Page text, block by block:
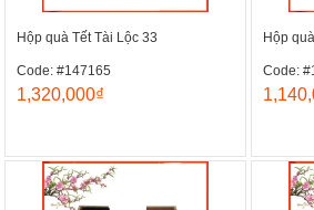
Hộp quà Tết Tài Lộc 33
Code: #147165
1,320,000₫
Hộp
Code: